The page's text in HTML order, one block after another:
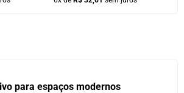
para espaços modernos